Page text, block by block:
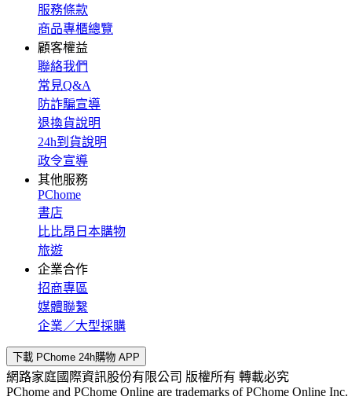
服務條款
商品專櫃總覽
顧客權益
聯絡我們
常見Q&A
防詐騙宣導
退換貨說明
24h到貨說明
政令宣導
其他服務
PChome
書店
比比昂日本購物
旅遊
企業合作
招商專區
媒體聯繫
企業／大型採購
下載 PChome 24h購物 APP
網路家庭國際資訊股份有限公司 版權所有 轉載必究
PChome and PChome Online are trademarks of PChome Online Inc.